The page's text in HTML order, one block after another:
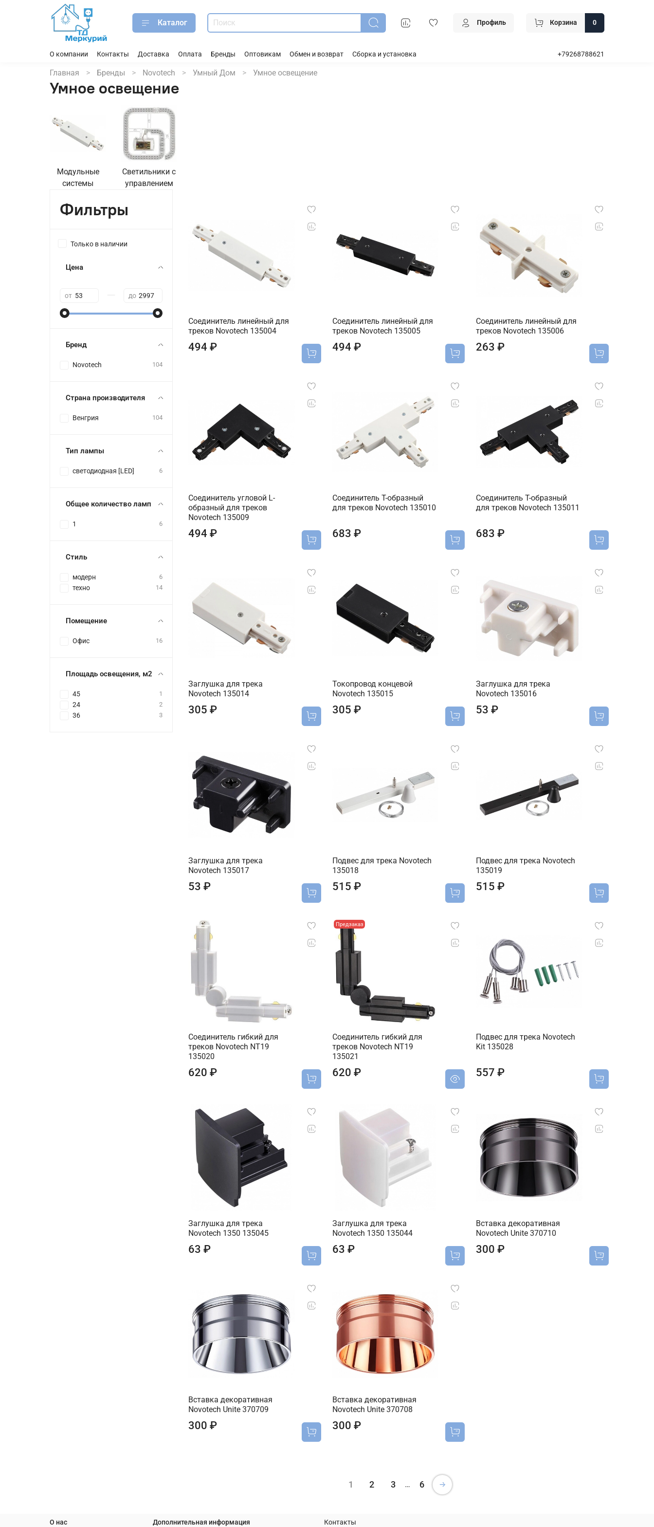
Каталог Профиль Корзина 0
О компании Контакты Доставка Оплата Бренды Оптовикам Обмен и возврат Сборка и установка +79268788621
Главная Бренды Novotech Умный Дом Умное освещение
Умное освещение
Модульные
системы
Светильники с
управлением
Соединитель линейный для
треков Novotech 135004
494 ₽
Соединитель линейный для
треков Novotech 135005
494 ₽
Соединитель линейный для
треков Novotech 135006
263 ₽
Соединитель угловой L-
образный для треков
Novotech 135009
494 ₽
Соединитель T-образный
для треков Novotech 135010
683 ₽
Соединитель T-образный
для треков Novotech 135011
683 ₽
Заглушка для трека
Novotech 135014
305 ₽
Токопровод концевой
Novotech 135015
305 ₽
Заглушка для трека
Novotech 135016
53 ₽
Заглушка для трека
Novotech 135017
53 ₽
Подвес для трека Novotech
135018
515 ₽
Подвес для трека Novotech
135019
515 ₽
Соединитель гибкий для
треков Novotech NT19
135020
620 ₽
Предзаказ
Соединитель гибкий для
треков Novotech NT19
135021
620 ₽
Подвес для трека Novotech
Kit 135028
557 ₽
Заглушка для трека
Novotech 1350 135045
63 ₽
Заглушка для трека
Novotech 1350 135044
63 ₽
Вставка декоративная
Novotech Unite 370710
300 ₽
Вставка декоративная
Novotech Unite 370709
300 ₽
Вставка декоративная
Novotech Unite 370708
300 ₽
1 2 3 … 6
Фильтры
Только в наличии
Цена
от до
Бренд
Novotech 104
Страна производителя
Венгрия 104
Тип лампы
светодиодная [LED] 6
Общее количество ламп
1 6
Стиль
модерн 6
техно 14
Помещение
Офис 16
Площадь освещения, м2
45 1
24 2
36 3
О нас Дополнительная информация Контакты